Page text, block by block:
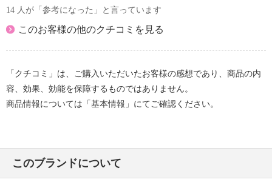
14 人が「参考になった」と言っています
このお客様の他のクチコミを見る
「クチコミ」は、ご購入いただいたお客様の感想であり、商品の内
容、効果、効能を保障するものではありません。
商品情報については「基本情報」にてご確認ください。
このブランドについて